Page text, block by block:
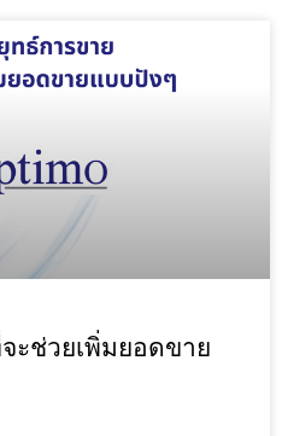
ะช่วยเพิ่มยอดขาย